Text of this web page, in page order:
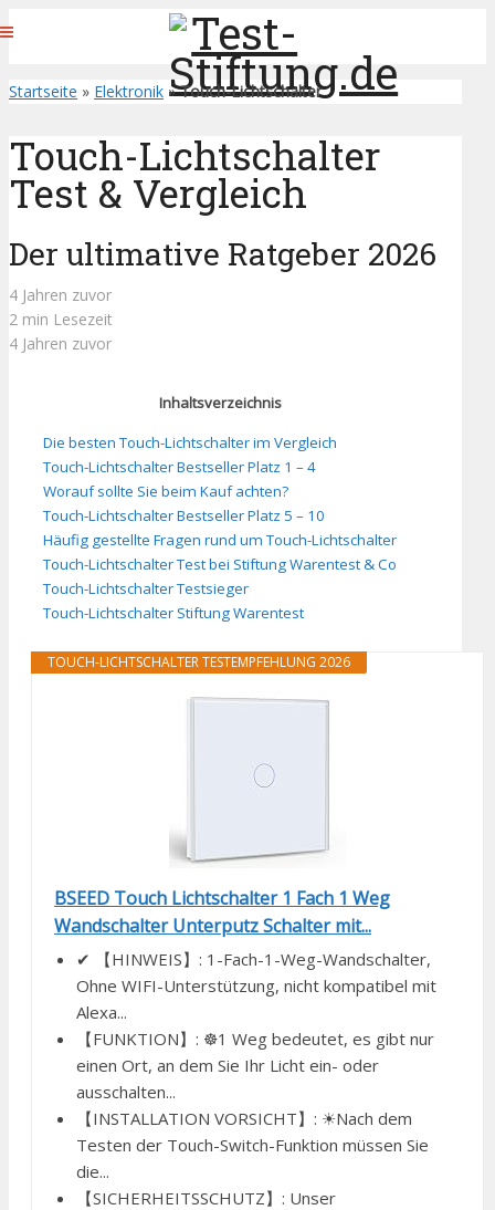
Startseite » Elektronik »Touch-Lichtschalter
Touch-Lichtschalter
Test & Vergleich
Der ultimative Ratgeber 2026
4 Jahren zuvor
2 min Lesezeit
4 Jahren zuvor
Inhaltsverzeichnis
Die besten Touch-Lichtschalter im Vergleich
Touch-Lichtschalter Bestseller Platz 1 – 4
Worauf sollte Sie beim Kauf achten?
Touch-Lichtschalter Bestseller Platz 5 – 10
Häufig gestellte Fragen rund um Touch-Lichtschalter
Touch-Lichtschalter Test bei Stiftung Warentest & Co
Touch-Lichtschalter Testsieger
Touch-Lichtschalter Stiftung Warentest
TOUCH-LICHTSCHALTER TESTEMPFEHLUNG 2026
BSEED Touch Lichtschalter 1 Fach 1 Weg
Wandschalter Unterputz Schalter mit...
✔ 【HINWEIS】: 1-Fach-1-Weg-Wandschalter,
Ohne WIFI-Unterstützung, nicht kompatibel mit
Alexa...
【FUNKTION】: ☸1 Weg bedeutet, es gibt nur
einen Ort, an dem Sie Ihr Licht ein- oder
ausschalten...
【INSTALLATION VORSICHT】: ☀Nach dem
Testen der Touch-Switch-Funktion müssen Sie
die...
【SICHERHEITSSCHUTZ】: Unser